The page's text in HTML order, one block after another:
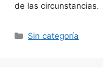
de las circunstancias.
Categorías
Sin categoría